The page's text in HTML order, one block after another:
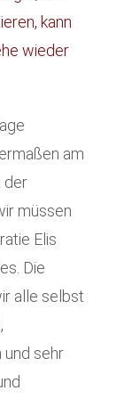
kann
wieder
am
der
müssen
Elis
Die
alle selbst
und sehr